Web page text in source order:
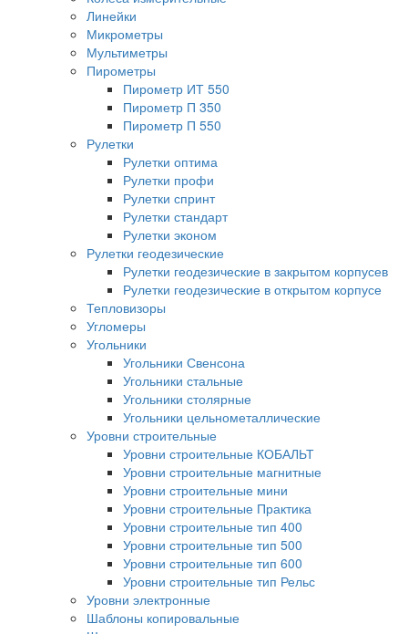
Линейки
Микрометры
Мультиметры
Пирометры
Пирометр ИТ 550
Пирометр П 350
Пирометр П 550
Рулетки
Рулетки оптима
Рулетки профи
Рулетки спринт
Рулетки стандарт
Рулетки эконом
Рулетки геодезические
Рулетки геодезические в закрытом корпусев
Рулетки геодезические в открытом корпусе
Тепловизоры
Угломеры
Угольники
Угольники Свенсона
Угольники стальные
Угольники столярные
Угольники цельнометаллические
Уровни строительные
Уровни строительные КОБАЛЬТ
Уровни строительные магнитные
Уровни строительные мини
Уровни строительные Практика
Уровни строительные тип 400
Уровни строительные тип 500
Уровни строительные тип 600
Уровни строительные тип Рельс
Уровни электронные
Шаблоны копировальные